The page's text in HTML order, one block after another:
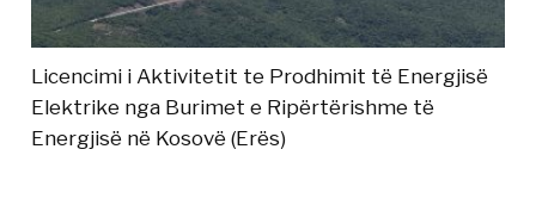
Licencimi i Aktivitetit te Prodhimit të Energjisë
Elektrike nga Burimet e Ripërtërishme të
Energjisë në Kosovë (Erës)